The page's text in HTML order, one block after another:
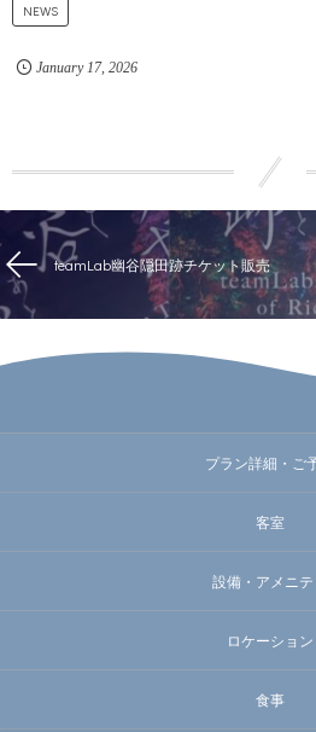
NEWS
January 17, 2026
teamLab幽谷隠田跡チケット販売
プラン詳細・ご
客室
設備・アメニテ
ロケーション
食事